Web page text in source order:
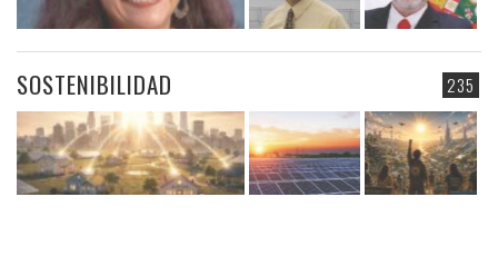
235
SOSTENIBILIDAD